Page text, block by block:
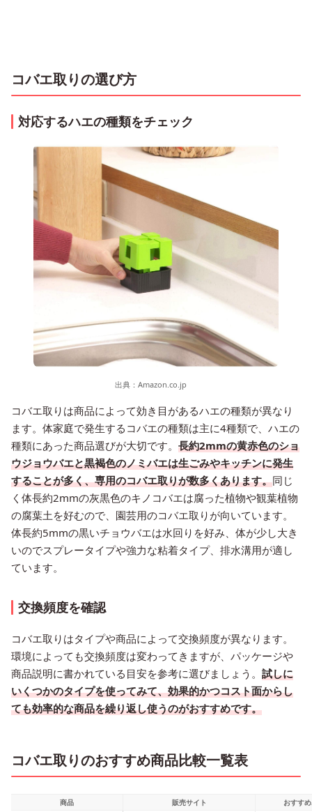
コバエ取りの選び方
対応するハエの種類をチェック
出典： Amazon.co.jp
コバエ取りは商品によって効き目があるハエの種類が異なり
ます。体家庭で発生するコバエの種類は主に4種類で、ハエの
種類にあった商品選びが大切です。 長約2mmの黄赤色のショ
ウジョウバエと黒褐色のノミバエは生ごみやキッチンに発生
することが多く、専用のコバエ取りが数多くあります。同じ
く体長約2mmの灰黒色のキノコバエは腐った植物や観葉植物
の腐葉土を好むので、園芸用のコバエ取りが向いています。
体長約5mmの黒いチョウバエは水回りを好み、体が少し大き
いのでスプレータイプや強力な粘着タイプ、排水溝用が適し
ています。
交換頻度を確認
コバエ取りはタイプや商品によって交換頻度が異なります。
環境によっても交換頻度は変わってきますが、パッケージや
商品説明に書かれている目安を参考に選びましょう。 試しに
いくつかのタイプを使ってみて、効果的かつコスト面からし
ても効率的な商品を繰り返し使うのがおすすめです。
コバエ取りのおすすめ商品比較一覧表
商品 販売サイト おすす